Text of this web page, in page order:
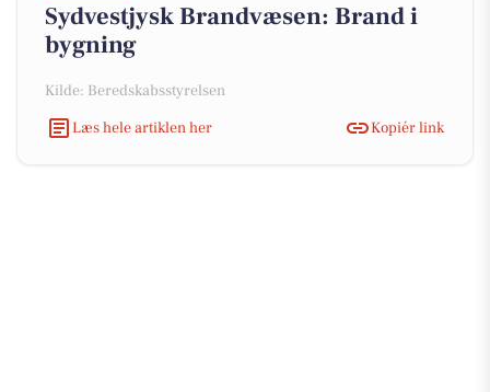
Sydvestjysk Brandvæsen: Brand i
bygning
Kilde: Beredskabsstyrelsen
Læs hele artiklen her
Kopiér link